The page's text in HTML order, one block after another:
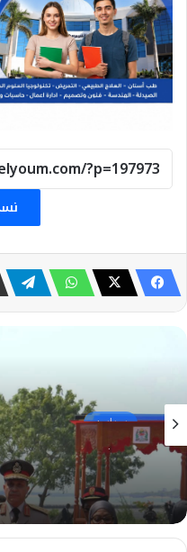
سياسه
18 يوليو، 2026
هيثم طواله: السيسي
فصلا جديدا من القوة